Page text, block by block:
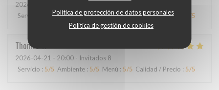
Política de protección de datos personales
Política de gestión de cookies
2026-04-23
Servicio
/5 Ambiente:5/5 Menú:5/5 Calidad / Precio /5
ThomasV
2026-04-21 - 20:00 - Invitados 8
Servicio : 5/5 Ambiente : 5/5 Menú : 5/5 Calidad / Precio : 5/5